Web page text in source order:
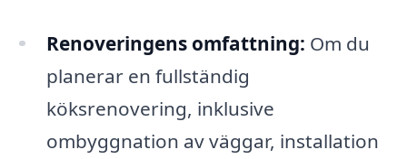
Renoveringens omfattning: Om du
planerar en fullständig
köksrenovering, inklusive
ombyggnation av väggar, installation